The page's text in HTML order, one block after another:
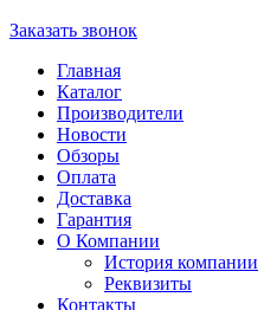
Заказать звонок
Главная
Каталог
Производители
Новости
Обзоры
Оплата
Доставка
Гарантия
О Компании
История компании
Реквизиты
Контакты